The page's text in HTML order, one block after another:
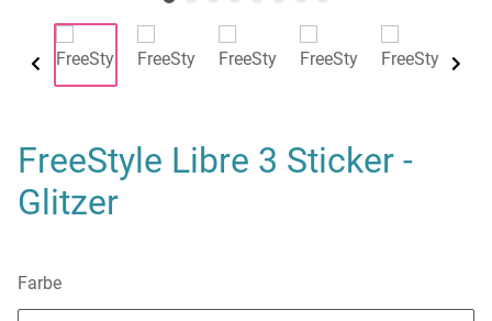
FreeStyle Libre 3 Sticker -
Glitzer
Farbe